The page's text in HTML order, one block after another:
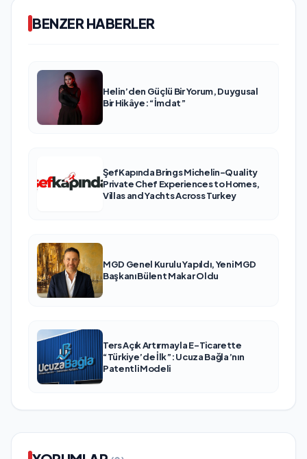
BENZER HABERLER
Helin’den Güçlü Bir Yorum, Duygusal
Bir Hikâye: “İmdat”
ŞefKapında Brings Michelin-Quality
Private Chef Experiences to Homes,
Villas and Yachts Across Turkey
MGD Genel Kurulu Yapıldı, Yeni MGD
Başkanı Bülent Makar Oldu
Ters Açık Artırmayla E-Ticarette
“Türkiye’de İlk”: Ucuza Bağla’nın
Patentli Modeli